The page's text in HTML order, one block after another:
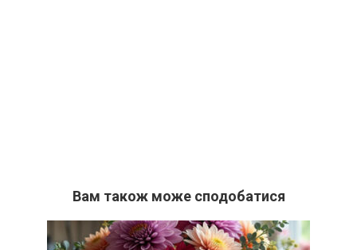
Вам також може сподобатися